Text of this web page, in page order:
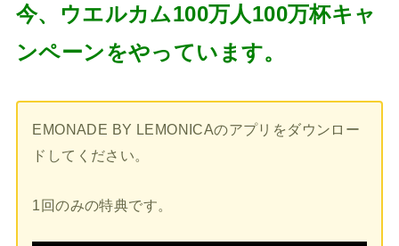
今、ウエルカム100万人100万杯キャ
ンペーンをやっています。
EMONADE BY LEMONICAのアプリをダウンロー
ドしてください。
1回のみの特典です。